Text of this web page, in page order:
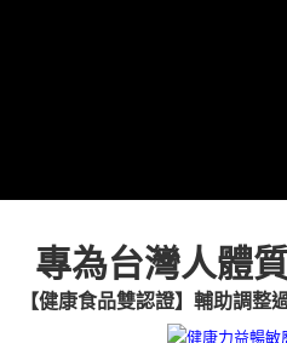
專為台灣人體
【健康食品雙認證】輔助調整